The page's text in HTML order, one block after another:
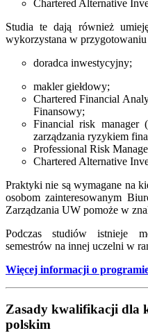
Chartered Alternative
Studia te dają również
wykorzystana w
doradca inwestycyjny;
makler giełdowy;
Chartered Financial
Finansowy;
Financial risk manager
zarządzania ryzykiem
Professional Risk
Chartered Alternative
Praktyki nie są wymagane na
osobom zainteresowanym
Zarządzania UW pomoże w
Podczas studiów istnieje
semestrów na innej uczelni w
Więcej informacji o
Zasady kwalifikacji dla
polskim